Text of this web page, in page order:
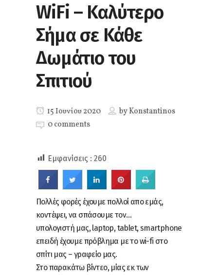
WiFi – Καλύτερο
Σήμα σε Κάθε
Δωμάτιο του
Σπιτιού
15 Ιουνίου 2020 byKonstantinos
0 comments
Εμφανίσεις : 260
Πολλές φορές έχουμε πολλοί απο εμάς,
κοντέψει, να σπάσουμε τον…
υπολογιστή μας, laptop, tablet, smartphone
επειδή έχουμε πρόβλημα με το wi-fi στο
σπίτι μας – γραφείο μας.
Στο παρακάτω βίντεο, μίας εκ των